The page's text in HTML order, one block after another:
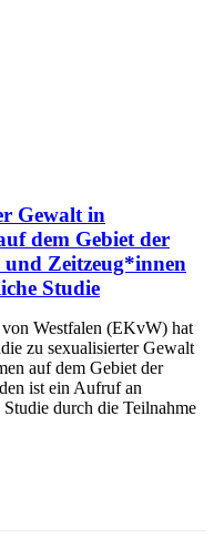
Gewalt in
dem Gebiet der
Zeitzeug*innen
Studie
Westfalen (EKvW) hat
zu sexualisierter Gewalt
auf dem Gebiet der
ist ein Aufruf an
durch die Teilnahme